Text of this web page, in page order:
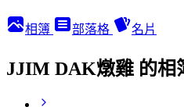
相簿 部落格 名片
JJIM DAK燉雞 的相